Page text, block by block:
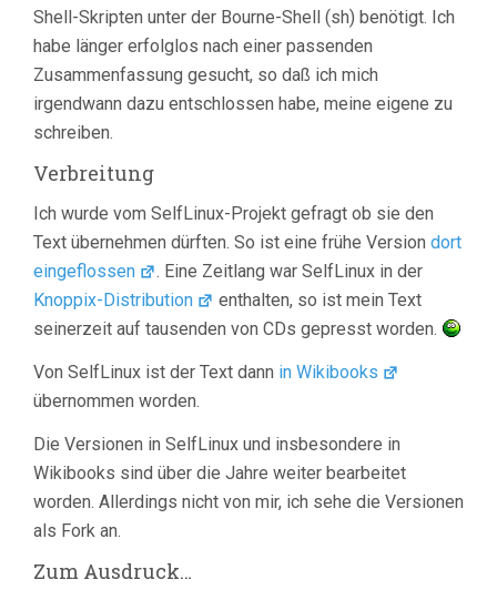
Shell-Skripten unter der Bourne-Shell (sh) benötigt. Ich
habe länger erfolglos nach einer passenden
Zusammenfassung gesucht, so daß ich mich
irgendwann dazu entschlossen habe, meine eigene zu
schreiben.
Verbreitung
Ich wurde vom SelfLinux-Projekt gefragt ob sie den
Text übernehmen dürften. So ist eine frühe Version dort
eingeflossen
. Eine Zeitlang war SelfLinux in der
Knoppix-Distribution
enthalten, so ist mein Text
seinerzeit auf tausenden von CDs gepresst worden.
Von SelfLinux ist der Text dann in Wikibooks
übernommen worden.
Die Versionen in SelfLinux und insbesondere in
Wikibooks sind über die Jahre weiter bearbeitet
worden. Allerdings nicht von mir, ich sehe die Versionen
als Fork an.
Zum Ausdruck…